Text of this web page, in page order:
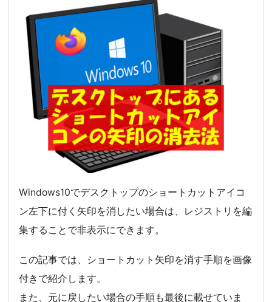
Windows10でデスクトップのショートカットアイコ
ン左下に付く矢印を消したい場合は、レジストリを編
集することで非表示にできます。
この記事では、ショートカット矢印を消す手順を画像
付きで紹介します。
また、元に戻したい場合の手順も最後に載せていま